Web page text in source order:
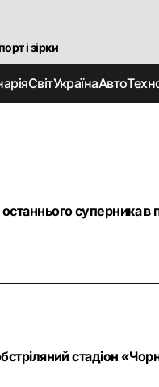
і зірки
СвітУкраїнаАвто
суперника в
стадіон